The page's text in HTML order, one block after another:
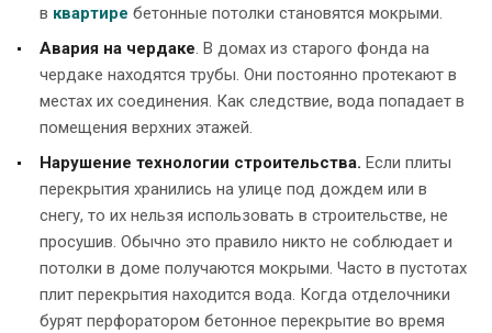
в квартире бетонные потолки становятся мокрыми.
Авария на чердаке. В домах из старого фонда на
чердаке находятся трубы. Они постоянно протекают в
местах их соединения. Как следствие, вода попадает в
помещения верхних этажей.
Нарушение технологии строительства. Если плиты
перекрытия хранились на улице под дождем или в
снегу, то их нельзя использовать в строительстве, не
просушив. Обычно это правило никто не соблюдает и
потолки в доме получаются мокрыми. Часто в пустотах
плит перекрытия находится вода. Когда отделочники
бурят перфоратором бетонное перекрытие во время